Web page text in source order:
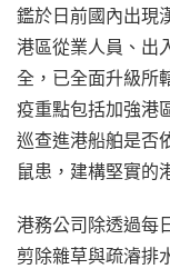
鑑於日前國內出現
港區從業人員、出
全，已全面升級所
疫重點包括加強港
巡查進港船舶是否
鼠患，建構堅實的
港務公司除透過每
剪除雜草與疏濬排